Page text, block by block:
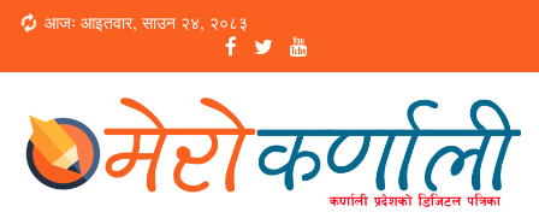
Loading...
आजः आइतवार, साउन २४, २०८३